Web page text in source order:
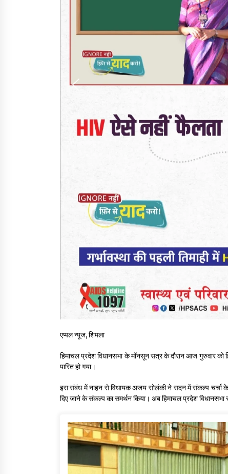
एप्पल न्यूज, शिमला
हिमाचल प्रदेश विधानसभा के मॉनसून सत्र के दौरान आज गुरुवार को
पारित हो गया।
इस संबंध में नाहन से विधायक अजय सोलंकी ने सदन में संकल्प चर्चा के
दिए जाने के संकल्प का समर्थन किया। अब हिमाचल प्रदेश